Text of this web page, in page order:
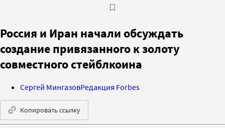
Россия и Иран начали обсуждать
создание привязанного к золоту
совместного стейблкоина
Сергей МингазовРедакция Forbes
Копировать ссылку